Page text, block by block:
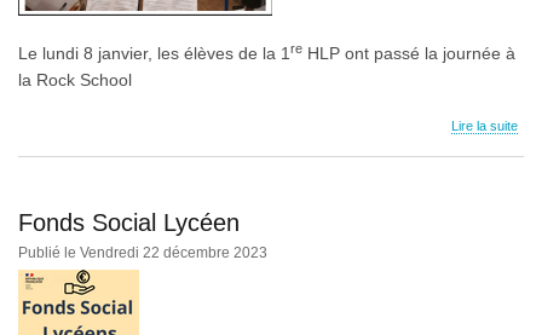
Le lundi 8 janvier, les élèves de la 1 re HLP ont passé la journée à
la Rock School
Lire la suite
Fonds Social Lycéen
Publié le Vendredi 22 décembre 2023